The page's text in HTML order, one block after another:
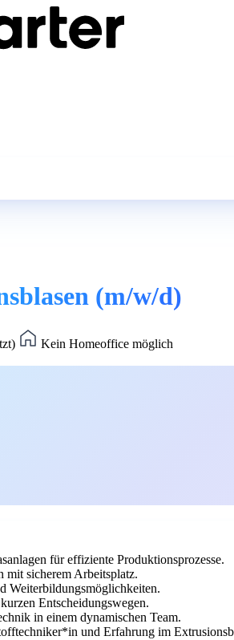
(m/w/d)
Kein Homeoffice möglich
für effiziente Produktionsprozesse.
mit sicherem Arbeitsplatz.
Weiterbildungsmöglichkeiten.
Entscheidungswegen.
in einem dynamischen Team.
und Erfahrung im